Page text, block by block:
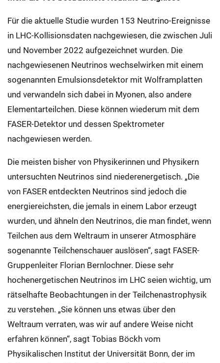
Für die aktuelle Studie wurden 153 Neutrino-Ereignisse
in LHC-Kollisionsdaten nachgewiesen, die zwischen Juli
und November 2022 aufgezeichnet wurden. Die
nachgewiesenen Neutrinos wechselwirken mit einem
sogenannten Emulsionsdetektor mit Wolframplatten
und verwandeln sich dabei in Myonen, also andere
Elementarteilchen. Diese können wiederum mit dem
FASER-Detektor und dessen Spektrometer
nachgewiesen werden.
Die meisten bisher von Physikerinnen und Physikern
untersuchten Neutrinos sind niederenergetisch. „Die
von FASER entdeckten Neutrinos sind jedoch die
energiereichsten, die jemals in einem Labor erzeugt
wurden, und ähneln den Neutrinos, die man findet, wenn
Teilchen aus dem Weltraum in unserer Atmosphäre
sogenannte Teilchenschauer auslösen“, sagt FASER-
Gruppenleiter Florian Bernlochner. Diese sehr
hochenergetischen Neutrinos im LHC seien wichtig, um
rätselhafte Beobachtungen in der Teilchenastrophysik
zu verstehen. „Sie können uns etwas über den
Weltraum verraten, was wir auf andere Weise nicht
erfahren können“, sagt Tobias Böckh vom
Physikalischen Institut der Universität Bonn, der im